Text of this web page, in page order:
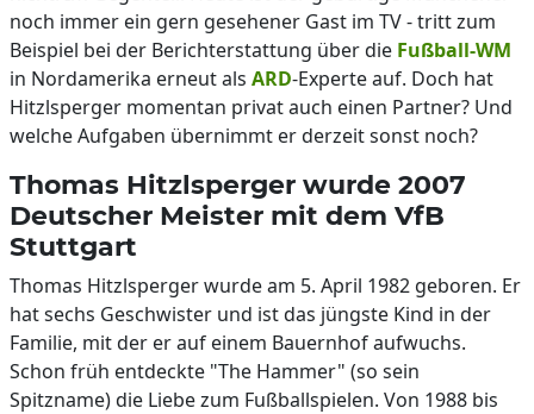
noch immer ein gern gesehener Gast im TV - tritt zum
Beispiel bei der Berichterstattung über die Fußball-WM
in Nordamerika erneut als ARD-Experte auf. Doch hat
Hitzlsperger momentan privat auch einen Partner? Und
welche Aufgaben übernimmt er derzeit sonst noch?
Thomas Hitzlsperger wurde 2007
Deutscher Meister mit dem VfB
Stuttgart
Thomas Hitzlsperger wurde am 5. April 1982 geboren. Er
hat sechs Geschwister und ist das jüngste Kind in der
Familie, mit der er auf einem Bauernhof aufwuchs.
Schon früh entdeckte "The Hammer" (so sein
Spitzname) die Liebe zum Fußballspielen. Von 1988 bis